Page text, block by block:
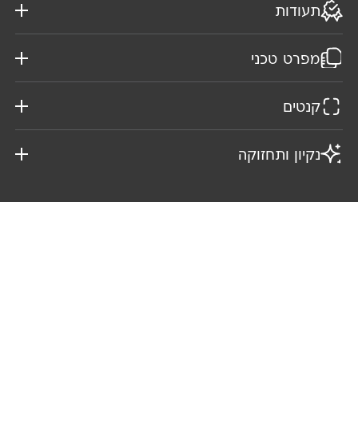
תעודות
מפרט טכני
קנטים
נקיון ותחזוקה